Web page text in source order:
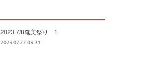
2023.7/8奄美祭り 1
2023.07.22 03:31